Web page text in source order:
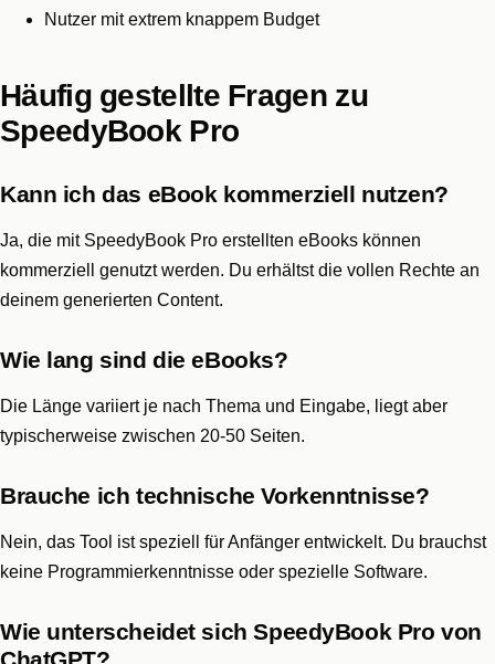
Nutzer mit extrem knappem Budget
Häufig gestellte Fragen zu
SpeedyBook Pro
Kann ich das eBook kommerziell nutzen?
Ja, die mit SpeedyBook Pro erstellten eBooks können
kommerziell genutzt werden. Du erhältst die vollen Rechte an
deinem generierten Content.
Wie lang sind die eBooks?
Die Länge variiert je nach Thema und Eingabe, liegt aber
typischerweise zwischen 20-50 Seiten.
Brauche ich technische Vorkenntnisse?
Nein, das Tool ist speziell für Anfänger entwickelt. Du brauchst
keine Programmierkenntnisse oder spezielle Software.
Wie unterscheidet sich SpeedyBook Pro von